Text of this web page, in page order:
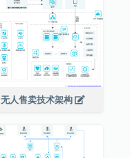
无人售卖技术架构